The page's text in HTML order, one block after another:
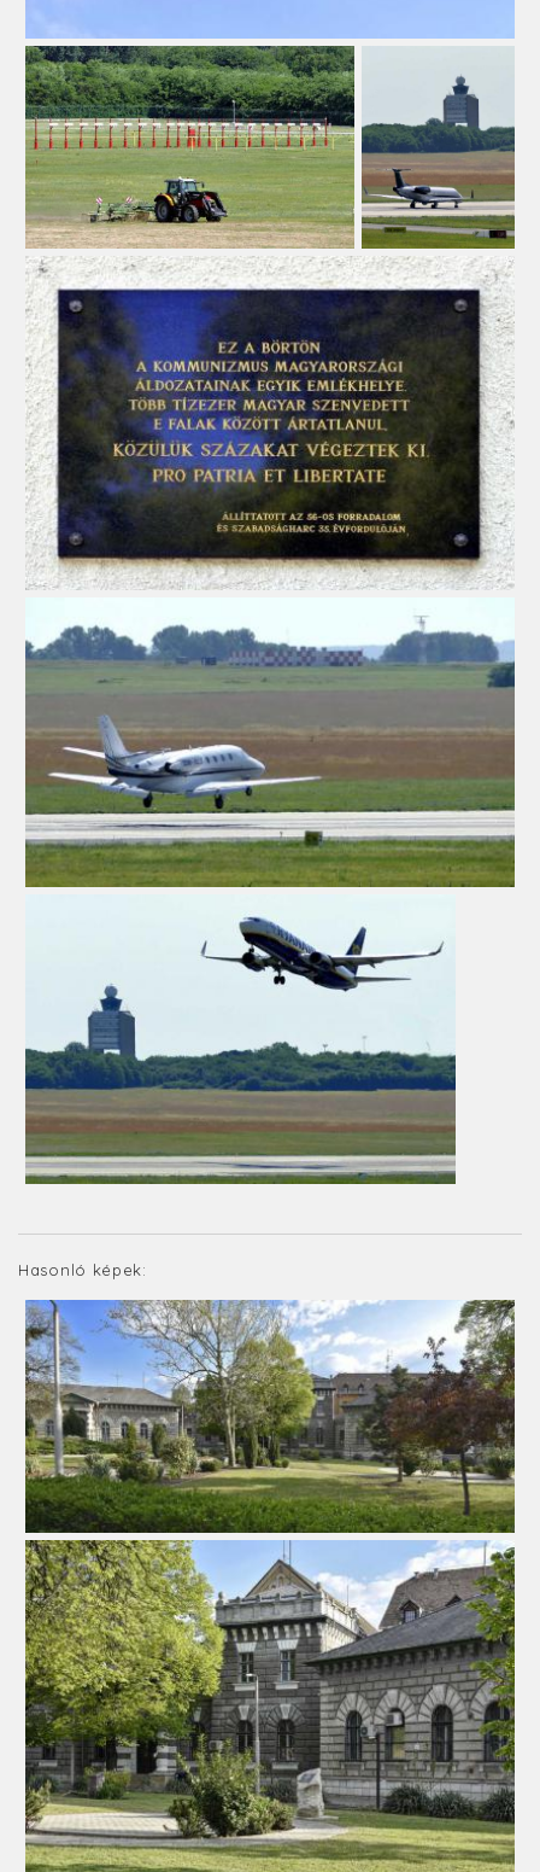
Hasonló képek: